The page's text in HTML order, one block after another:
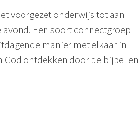
voorgezet onderwijs tot aan
Een soort connectgroep
manier met elkaar in
ontdekken door de bijbel en